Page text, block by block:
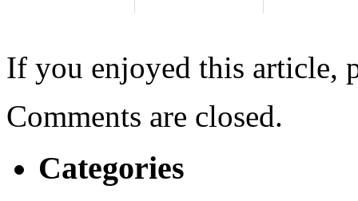
If you enjoyed this article,
Comments are closed.
Categories